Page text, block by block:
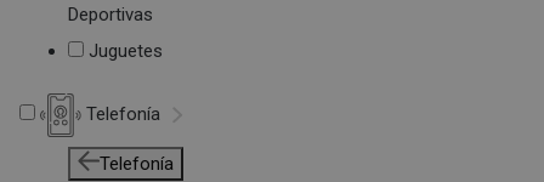
Deportivas
Juguetes
Telefonía
Telefonía